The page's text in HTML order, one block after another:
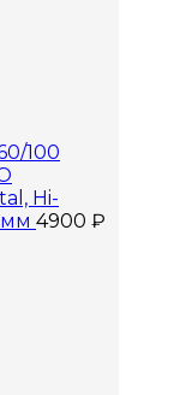
100
Hi-
4900 ₽